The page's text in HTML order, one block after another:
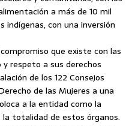
a más de 10 mil
con una inversión
que existe con las
respeto a sus derechos
de los 122 Consejos
de las Mujeres a una
a la entidad como la
totalidad de estos órganos.